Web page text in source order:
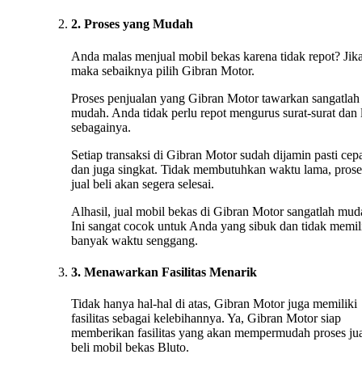
2. Proses yang Mudah
Anda malas menjual mobil bekas karena tidak repot?
maka sebaiknya pilih Gibran Motor.
Proses penjualan yang Gibran Motor tawarkan sangatlah
mudah. Anda tidak perlu repot mengurus surat-surat dan
sebagainya.
Setiap transaksi di Gibran Motor sudah dijamin pasti
dan juga singkat. Tidak membutuhkan waktu lama,
jual beli akan segera selesai.
Alhasil, jual mobil bekas di Gibran Motor sangatlah
Ini sangat cocok untuk Anda yang sibuk dan tidak
banyak waktu senggang.
3. Menawarkan Fasilitas Menarik
Tidak hanya hal-hal di atas, Gibran Motor juga memiliki
fasilitas sebagai kelebihannya. Ya, Gibran Motor siap
memberikan fasilitas yang akan mempermudah proses
beli mobil bekas Bluto.